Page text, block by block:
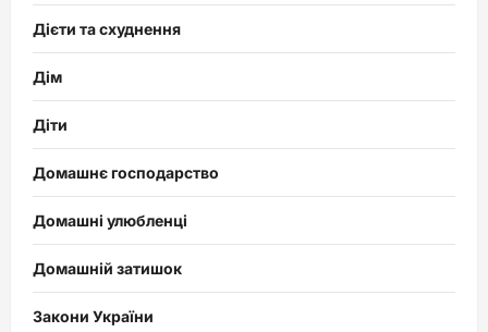
Дієти та схуднення
Дім
Діти
Домашнє господарство
Домашні улюбленці
Домашній затишок
Закони України